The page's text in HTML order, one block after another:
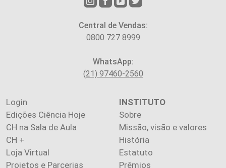
Central de Vendas:
0800 727 8999
WhatsApp:
(21) 97460-2560
Login
Edições Ciência Hoje
CH na Sala de Aula
CH +
Loja Virtual
Projetos e Parcerias
INSTITUTO
Sobre
Missão, visão e valores
História
Estatuto
Prêmios